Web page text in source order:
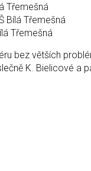
Třemešná
Bílá Třemešná
Třemešná
bez větších
K. Bielicové a